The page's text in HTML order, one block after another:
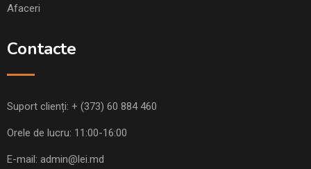
Afaceri
Contacte
Suport clienți: + (373) 60 884 460
Orele de lucru: 11:00-16:00
E-mail: admin@lei.md